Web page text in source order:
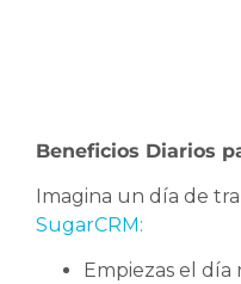
Beneficios Diarios
Imagina un día de
SugarCRM:
Empiezas el